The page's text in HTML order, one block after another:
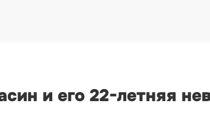
и его 22-летняя